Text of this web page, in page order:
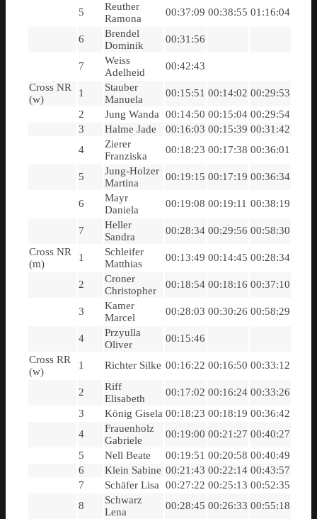
5
Reuther
Ramona
00:37:09 00:38:55 01:16:04
6
Brendel
Dominik
00:31:56
7
Weiss
Adelheid
00:42:43
Cross NR
(w)
1
Stauber
Manuela
00:15:51 00:14:02 00:29:53
2
Jung Wanda 00:14:50 00:15:04 00:29:54
3
Halme Jade 00:16:03 00:15:39 00:31:42
4
Zierer
Franziska
00:18:23 00:17:38 00:36:01
5
Jung-Holzer
Martina
00:19:15 00:17:19 00:36:34
6
Mayr
Daniela
00:19:08 00:19:11 00:38:19
7
Heller
Sandra
00:28:34 00:29:56 00:58:30
Cross NR
(m)
1
Schleifer
Matthias
00:13:49 00:14:45 00:28:34
2
Croner
Christopher
00:18:54 00:18:16 00:37:10
3
Kamer
Marcel
00:28:03 00:30:26 00:58:29
4
Przyulla
Oliver
00:15:46
Cross RR
(w)
1 Richter Silke 00:16:22 00:16:50 00:33:12
2
Riff
Elisabeth
00:17:02 00:16:24 00:33:26
3
König Gisela 00:18:23 00:18:19 00:36:42
4
Frauenholz
Gabriele
00:19:00 00:21:27 00:40:27
5
Nell Beate 00:19:51 00:20:58 00:40:49
6
Klein Sabine 00:21:43 00:22:14 00:43:57
7
Schäfer Lisa 00:27:22 00:25:13 00:52:35
8
Schwarz
Lena
00:28:45 00:26:33 00:55:18